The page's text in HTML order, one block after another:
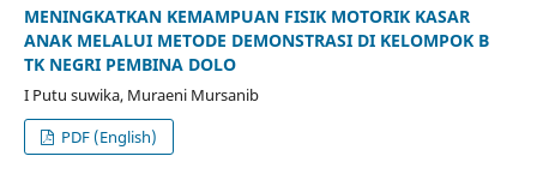
MENINGKATKAN KEMAMPUAN FISIK MOTORIK KASAR
ANAK MELALUI METODE DEMONSTRASI DI KELOMPOK B
TK NEGRI PEMBINA DOLO
I Putu suwika, Muraeni Mursanib
PDF (English)